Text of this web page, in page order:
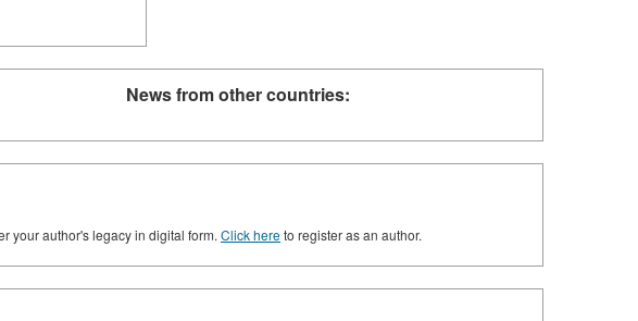
News from other countries:
your author's legacy in digital form. Click hereto register as an author.